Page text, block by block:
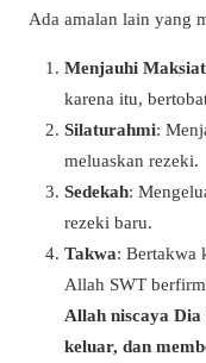
Ada amalan lain yang
Menjauhi Maksiat
karena itu,
Silaturahmi:
meluaskan rezeki.
Sedekah:
rezeki baru.
Takwa: Bertakwa
Allah SWT
Allah niscaya
keluar, dan